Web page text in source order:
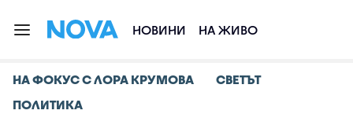
НОВИНИ НА ЖИВО
НА ФОКУС С ЛОРА КРУМОВА
СВЕТЪТ
ПОЛИТИКА